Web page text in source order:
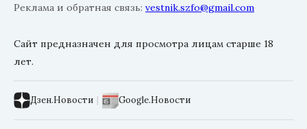
Реклама и обратная связь: vestnik.szfo@gmail.com
Сайт предназначен для просмотра лицам старше 18
лет.
Дзен.Новости | Google.Новости